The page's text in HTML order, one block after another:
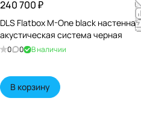
240 700 ₽
DLS Flatbox M-One black настенная
акустическая система черная
0 0 В наличии
В корзину